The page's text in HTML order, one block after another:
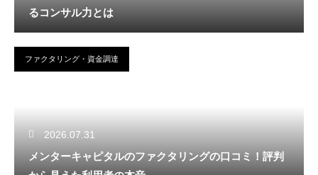
るコンサル力とは
ファクタリング・資金調達
2026.07.31
メンターキャピタルのファクタリングの口コミ！評判